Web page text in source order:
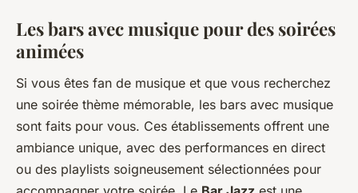
Les bars avec musique pour des soirées
animées
Si vous êtes fan de musique et que vous recherchez
une soirée thème mémorable, les bars avec musique
sont faits pour vous. Ces établissements offrent une
ambiance unique, avec des performances en direct
ou des playlists soigneusement sélectionnées pour